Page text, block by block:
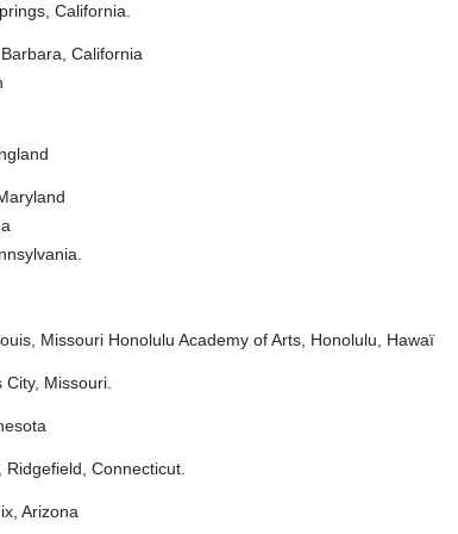
California.
California
Missouri Honolulu Academy of Arts, Honolulu, Hawaï
Missouri.
Connecticut.
Arizona